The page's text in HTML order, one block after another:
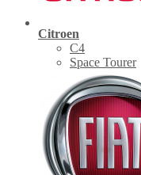
Citroen
C4
Space Tourer